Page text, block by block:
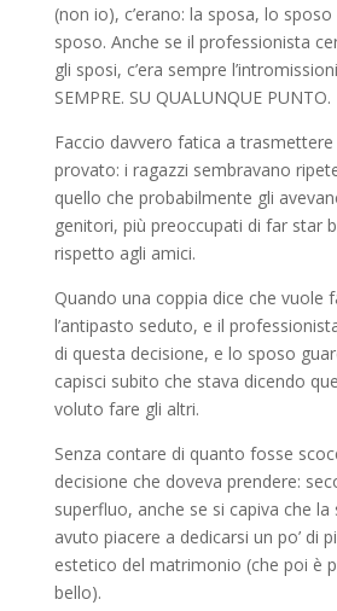
(non io), c’erano: la sposa, lo
sposo. Anche se il professionista
gli sposi, c’era sempre
SEMPRE. SU QUALUNQUE PUNTO.
Faccio davvero fatica a
provato: i ragazzi sembravano
quello che probabilmente gli
genitori, più preoccupati di far star
rispetto agli amici.
Quando una coppia dice che vuole
l’antipasto seduto, e il
di questa decisione, e lo sposo
capisci subito che stava dicendo
voluto fare gli altri.
Senza contare di quanto fosse
decisione che doveva prendere:
superfluo, anche se si capiva che la
avuto piacere a dedicarsi un po’ di
estetico del matrimonio (che poi è
bello).